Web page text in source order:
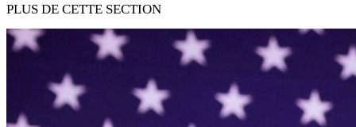
PLUS DE CETTE SECTION